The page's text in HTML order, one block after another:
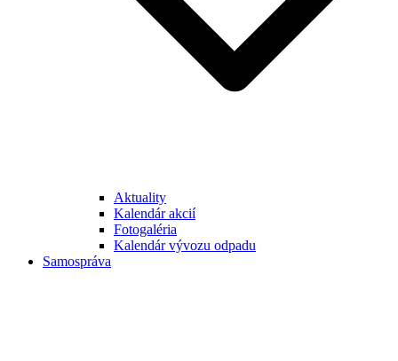
Aktuality
Kalendár akcií
Fotogaléria
Kalendár vývozu odpadu
Samospráva